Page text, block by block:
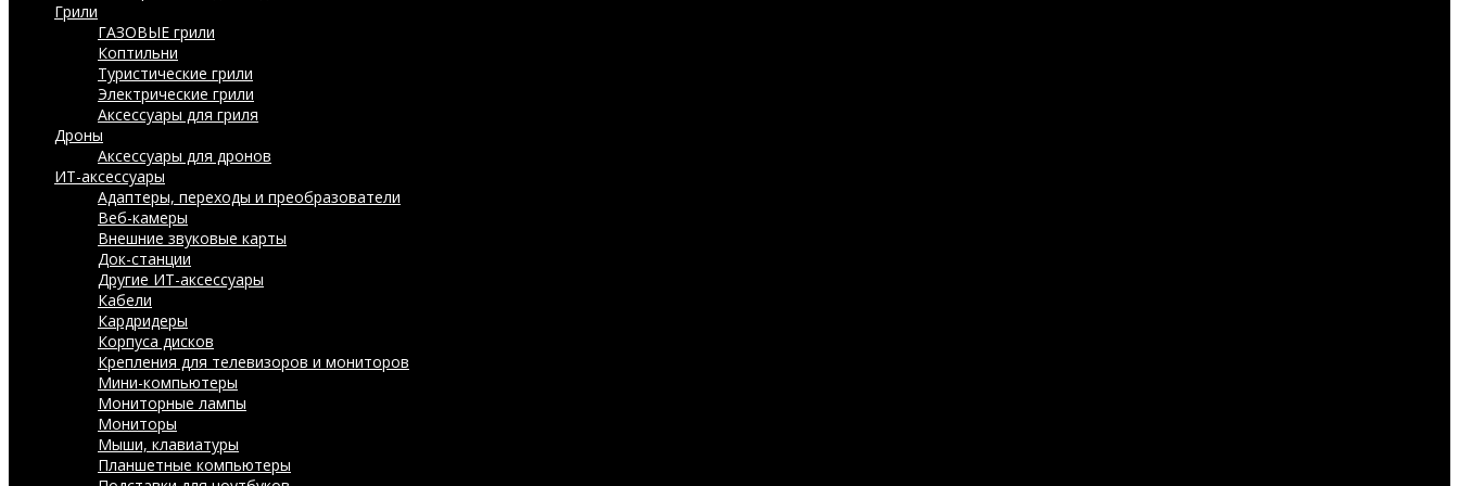
Грили
ГАЗОВЫЕ грили
Коптильни
Туристические грили
Электрические грили
Аксессуары для гриля
Дроны
Аксессуары для дронов
ИТ-аксессуары
Адаптеры, переходы и преобразователи
Веб-камеры
Внешние звуковые карты
Док-станции
Другие ИТ-аксессуары
Кабели
Кардридеры
Корпуса дисков
Крепления для телевизоров и мониторов
Мини-компьютеры
Мониторные лампы
Мониторы
Мыши, клавиатуры
Планшетные компьютеры